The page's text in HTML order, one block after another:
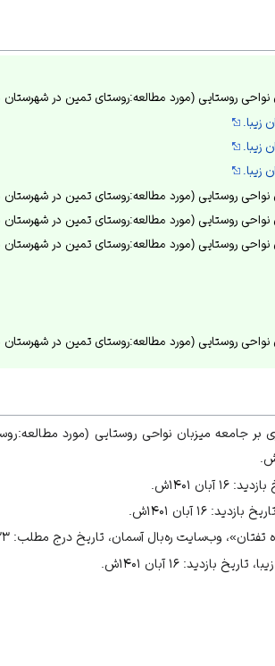
روستایی (مورد مطالعه:روستای تمین در شهرستان میرجاوه)»،
زیبا.
زیبا.
زیبا.
روستایی (مورد مطالعه:روستای تمین در شهرستان میرجاوه)»،
روستایی (مورد مطالعه:روستای تمین در شهرستان میرجاوه)»،
روستایی (مورد مطالعه:روستای تمین در شهرستان میرجاوه)»،
روستایی (مورد مطالعه:روستای تمین در شهرستان میرجاوه)»،
وب‌سایت ره‌بال آسمان.
وب‌سایت ره‌بال آسمان.
وب‌سایت ره‌بال آسمان.
بر جامعه میزبان نواحی روستایی (مورد
۱۴۰۱ش.
۱۶ آبان ۱۴۰۱ش.
وب‌سایت ره‌بال آسمان، تاریخ درج مطلب: ۲۳ مهر ۱۴۰۱ش.
۱۶ آبان ۱۴۰۱ش.